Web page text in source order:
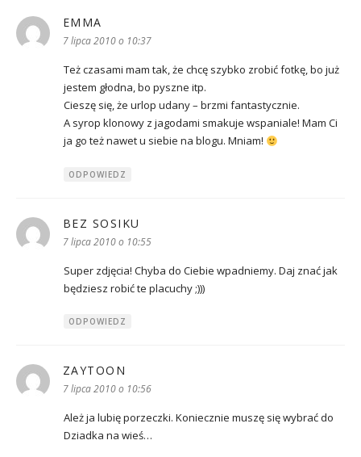
EMMA
7 lipca 2010 o 10:37
Też czasami mam tak, że chcę szybko zrobić fotkę, bo już
jestem głodna, bo pyszne itp.
Cieszę się, że urlop udany – brzmi fantastycznie.
A syrop klonowy z jagodami smakuje wspaniale! Mam Ci
ja go też nawet u siebie na blogu. Mniam!
ODPOWIEDZ
BEZ SOSIKU
7 lipca 2010 o 10:55
Super zdjęcia! Chyba do Ciebie wpadniemy. Daj znać jak
będziesz robić te placuchy ;)))
ODPOWIEDZ
ZAYTOON
7 lipca 2010 o 10:56
Ależ ja lubię porzeczki. Koniecznie muszę się wybrać do
Dziadka na wieś…